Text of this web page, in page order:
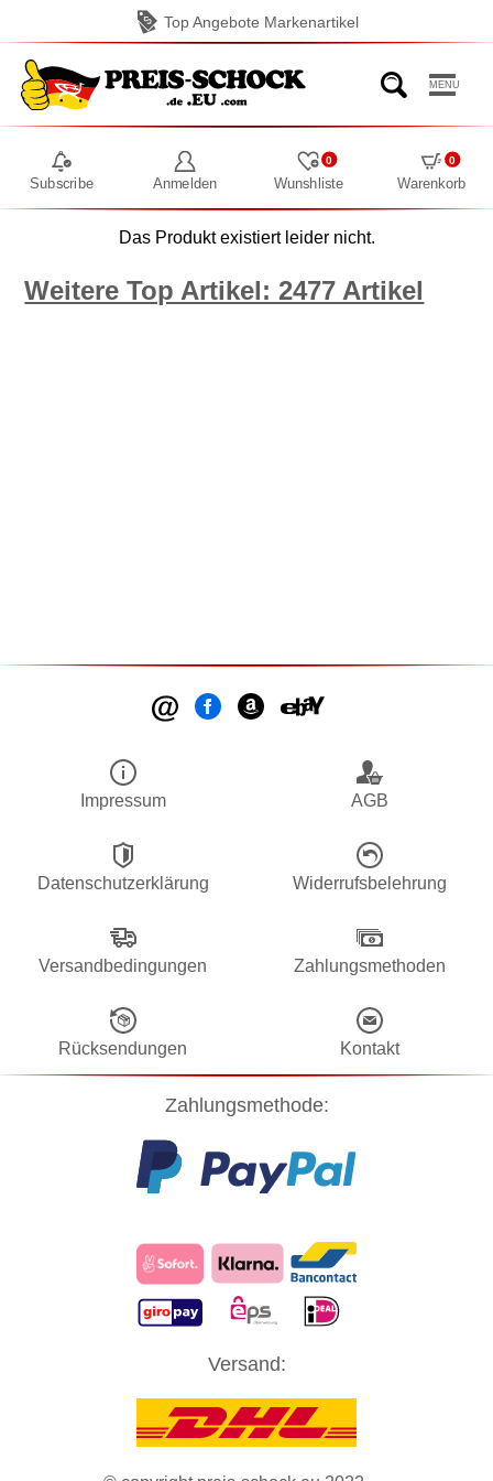
zu Ihren Rechten als Benutzer finden Sie in unserer
Cookies zu akzeptieren und direkt unsere Website besuchen zu
ZUSTIMMUNG
Top Angebote Markenartikel
MENU
Subscribe Anmelden Wunshliste
0
Warenkorb
0
Das Produkt existiert leider nicht.
Weitere Top Artikel: 2477 Artikel
Impressum AGB
Datenschutzerklärung Widerrufsbelehrung
Versandbedingungen Zahlungsmethoden
Rücksendungen Kontakt
Zahlungsmethode:
Versand: